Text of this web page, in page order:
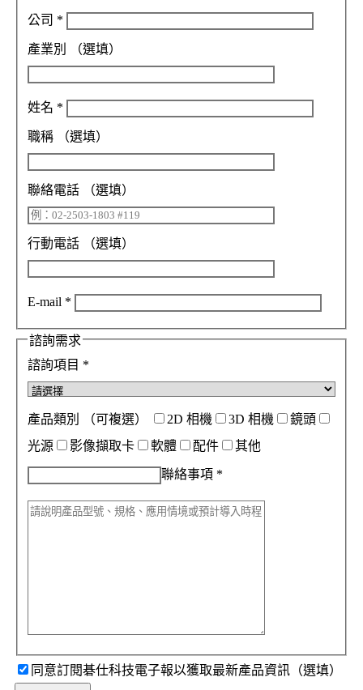
公司 *
產業別 （選填）
姓名 *
職稱 （選填）
聯絡電話 （選填）
行動電話 （選填）
E-mail *
諮詢需求
諮詢項目 *
產品類別 （可複選） 2D 相機 3D 相機
鏡頭
光源
影像擷取卡 軟體 配件 其他
聯絡事項 *
同意訂閱碁仕科技電子報以獲取最新產品資訊（選填）